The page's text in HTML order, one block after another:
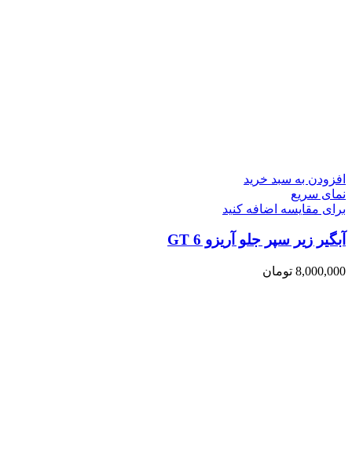
افزودن به سبد خرید
نمای سریع
برای مقایسه اضافه کنید
آبگیر زیر سپر جلو آریزو 6 GT
8,000,000 تومان